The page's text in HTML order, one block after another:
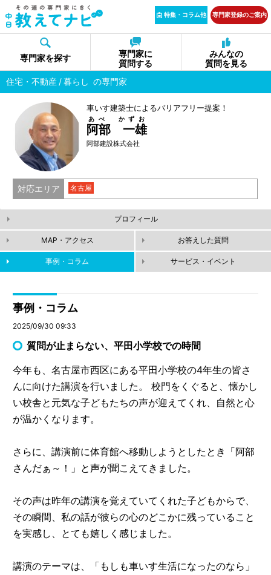
特集・コラム他 専門家登録のご案内
専門家を探す
専門家に
質問する
みんなの
質問を見る
住宅・不動産
暮らし の専門家
車いす建築士によるバリアフリー提案！
阿部 一雄
あべ かずお
阿部建設株式会社
対応エリア 名古屋
プロフィール
MAP・アクセス お答えした質問
事例・コラム サービス・イベント
事例・コラム
2025/09/30 09:33
質問が止まらない、平田小学校での時間
今年も、名古屋市西区にある平田小学校の4年生の皆さ
んに向けた講演を行いました。 校門をくぐると、懐かし
い校舎と元気な子どもたちの声が迎えてくれ、自然と心
が温かくなります。
さらに、講演前に体育館へ移動しようとしたとき「阿部
さんだぁ～！」と声が聞こえてきました。
その声は昨年の講演を覚えていてくれた子どもからで、
その瞬間、私の話が彼らの心のどこかに残っていること
を実感し、とても嬉しく感じました。
講演のテーマは、「もしも車いす生活になったのなら」